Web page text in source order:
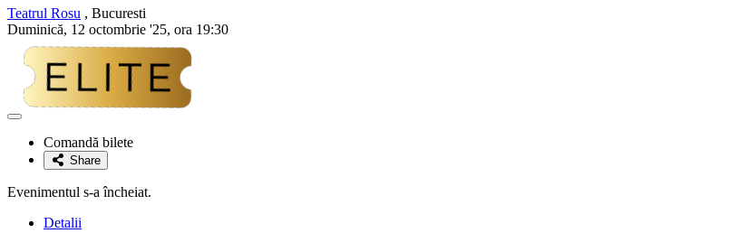
Teatrul Rosu , Bucuresti
Duminică, 12 octombrie '25, ora 19:30
Adaugă
favoriteComandă bilete
Share
Evenimentul s-a încheiat.
Detalii